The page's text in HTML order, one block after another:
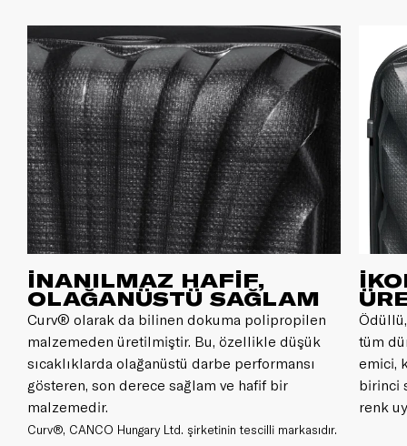
karşılaşmamak için uçuştan önce lütfen kontrol edin.
İNANILMAZ HAFİF,
OLAĞANÜSTÜ SAĞLAM
Curv® olarak da bilinen dokuma polipropilen
malzemeden üretilmiştir. Bu, özellikle düşük
sıcaklıklarda olağanüstü darbe performansı
gösteren, son derece sağlam ve hafif bir
malzemedir.
Curv®, CANCO Hungary Ltd. şirketinin tescilli markasıdır.
tüm
emici,
birinci
renk